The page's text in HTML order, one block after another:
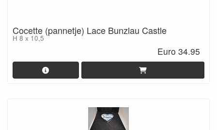
Cocette (pannetje) Lace Bunzlau Castle
H 8 x 10,5
Euro 34.95